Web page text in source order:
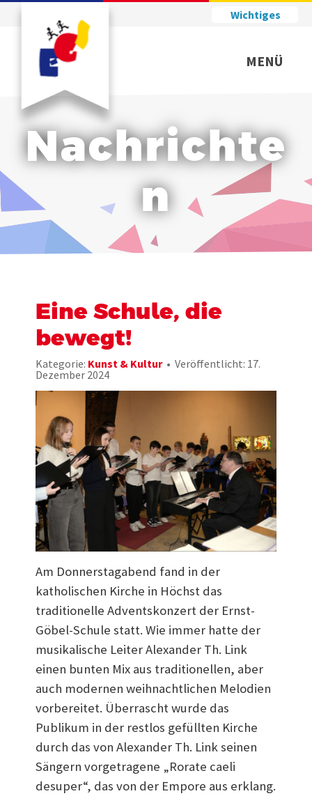
Wichtiges
MENÜ
Nachrichte
n
Eine Schule, die
bewegt!
Kategorie: Kunst & Kultur
Veröffentlicht: 17.
Dezember 2024
Am Donnerstagabend fand in der
katholischen Kirche in Höchst das
traditionelle Adventskonzert der Ernst-
Göbel-Schule statt. Wie immer hatte der
musikalische Leiter Alexander Th. Link
einen bunten Mix aus traditionellen, aber
auch modernen weihnachtlichen Melodien
vorbereitet. Überrascht wurde das
Publikum in der restlos gefüllten Kirche
durch das von Alexander Th. Link seinen
Sängern vorgetragene „Rorate caeli
desuper“, das von der Empore aus erklang.